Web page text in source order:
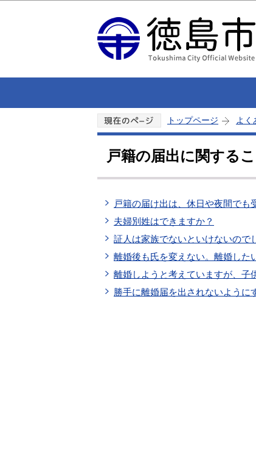
トップページ よく
戸籍の届出に関する
戸籍の届け出は、休日や夜間でも
夫婦別姓はできますか？
証人は家族でないといけないので
離婚後も氏を変えない。離婚した
離婚しようと考えていますが、子
勝手に離婚届を出されないように